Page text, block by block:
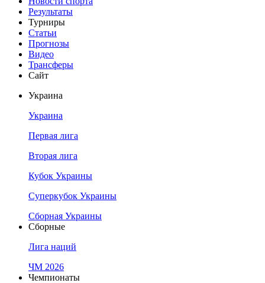
Результаты
Турниры
Статьи
Прогнозы
Видео
Трансферы
Сайт
Украина
Украина
Первая лига
Вторая лига
Кубок Украины
Суперкубок Украины
Сборная Украины
Сборные
Лига наций
ЧМ 2026
Чемпионаты